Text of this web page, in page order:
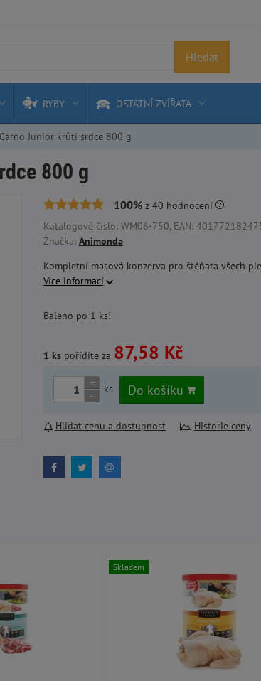
Hledat
RYBY OSTATNÍ ZVÍŘATA
Junior krůtí srdce 800 g
800 g
100%z 40 hodnocení
Katalogové číslo: WM06-750, EAN:
Značka: Animonda
Kompletní masová konzerva pro štěňata všech
Více informací
Baleno po 1 ks!
1 kspořídíte za 87,58 Kč
+
-
ks Do košíku
Hlídat cenu a dostupnost Historie ceny
Skladem